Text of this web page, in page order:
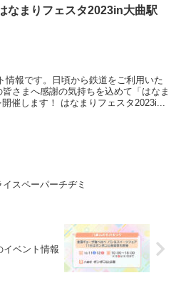
なまりフェスタ2023in大曲駅
情報です。日頃から鉄道をご利用いた
さまへ感謝の気持ちを込めて「はなま
催します！ はなまりフェスタ2023i...
イスペーパーチヂミ
イベント情報